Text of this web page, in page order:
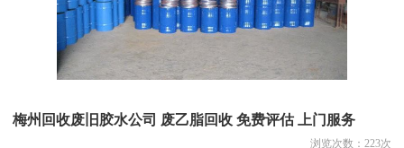
梅州回收废旧胶水公司 废乙脂回收 免费评估 上门服务
浏览次数： 223次